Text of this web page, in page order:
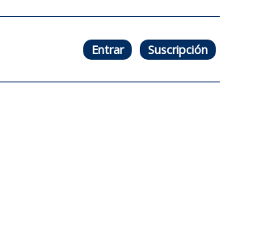
Entrar Suscripción